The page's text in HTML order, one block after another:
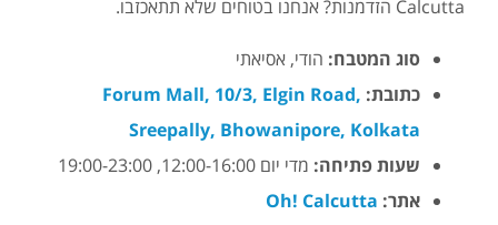
Calcutta הזדמנות? אנחנו בטוחים שלא תתאכזבו.
סוג המטבח: הודי, אסיאתי
כתובת: Forum Mall, 10/3, Elgin Road,
Sreepally, Bhowanipore, Kolkata
שעות פתיחה: מדי יום 12:00-16:00, 19:00-23:00
אתר: Oh! Calcutta